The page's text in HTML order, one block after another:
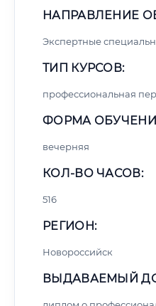
НАПРАВЛЕНИЕ
Экспертные
ТИП КУРСОВ:
профессиональная
ФОРМА
вечерняя
КОЛ-ВО ЧАСОВ:
516
РЕГИОН:
Новороссийск
ВЫДАВАЕМЫЙ